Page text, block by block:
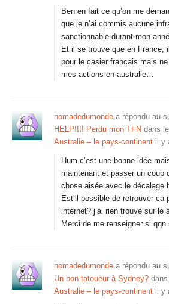
Ben en fait ce qu’on me
que je n’ai commis aucune
sanctionnable durant mon
Et il se trouve que en France,
pour le casier francais mais
mes actions en australie…
nomadedumonde a répondu au
HELP!!!! Perdu mon TFN dans
Australie – le pays-continent il y
Hum c’est une bonne idée
maintenant et passer un coup
chose aisée avec le décalage
Est’il possible de retrouver ca
internet? j’ai rien trouvé sur le
Merci de me renseigner si
nomadedumonde a répondu au
Un bon tatoueur à Sydney?
Australie – le pays-continent il y